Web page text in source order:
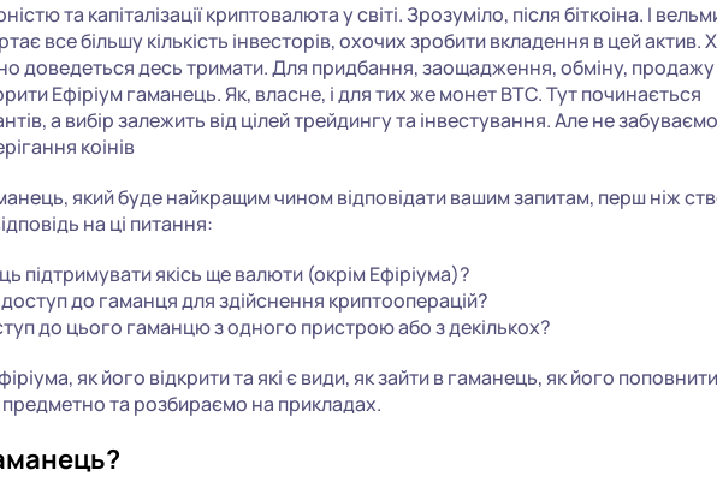
та капіталізації криптовалюта у світі. Зрозуміло, після біткоіна. І
все більшу кількість інвесторів, охочих зробити вкладення в цей актив.
доведеться десь тримати. Для придбання, заощадження, обміну, продажу
Ефіріум гаманець. Як, власне, і для тих же монет BTC. Тут починається
а вибір залежить від цілей трейдингу та інвестування. Але не
коінів
який буде найкращим чином відповідати вашим запитам, перш ніж
на ці питання:
підтримувати якісь ще валюти (окрім Ефіріума)?
до гаманця для здійснення криптооперацій?
до цього гаманцю з одного пристрою або з декількох?
як його відкрити та які є види, як зайти в гаманець, як його
та розбираємо на прикладах.